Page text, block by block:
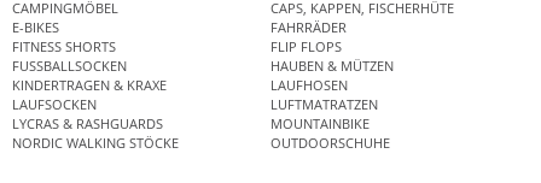
CAMPINGMÖBEL
CAPS, KAPPEN, FISCHERHÜTE
E-BIKES
FAHRRÄDER
FITNESS SHORTS
FLIP FLOPS
FUSSBALLSOCKEN
HAUBEN & MÜTZEN
KINDERTRAGEN & KRAXE
LAUFHOSEN
LAUFSOCKEN
LUFTMATRATZEN
LYCRAS & RASHGUARDS
MOUNTAINBIKE
NORDIC WALKING STÖCKE
OUTDOORSCHUHE